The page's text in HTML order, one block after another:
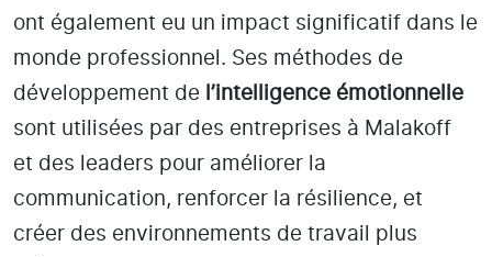
ont également eu un impact significatif dans le
monde professionnel. Ses méthodes de
développement de l’intelligence émotionnelle
sont utilisées par des entreprises à Malakoff
et des leaders pour améliorer la
communication, renforcer la résilience, et
créer des environnements de travail plus